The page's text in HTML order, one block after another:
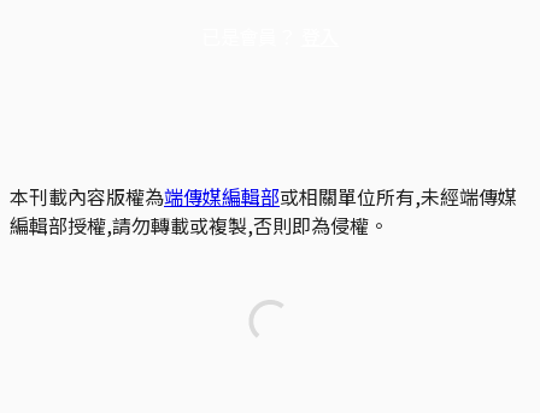
本刊載內容版權為端傳媒編輯部或相關單位所有,未經端傳媒
編輯部授權,請勿轉載或複製,否則即為侵權。